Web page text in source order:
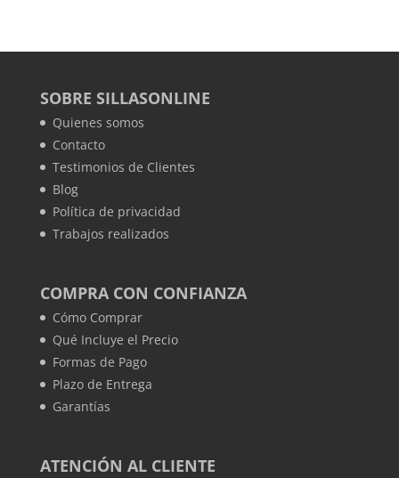
SOBRE SILLASONLINE
Quienes somos
Contacto
Testimonios de Clientes
Blog
Política de privacidad
Trabajos realizados
COMPRA CON CONFIANZA
Cómo Comprar
Qué Incluye el Precio
Formas de Pago
Plazo de Entrega
Garantías
ATENCIÓN AL CLIENTE